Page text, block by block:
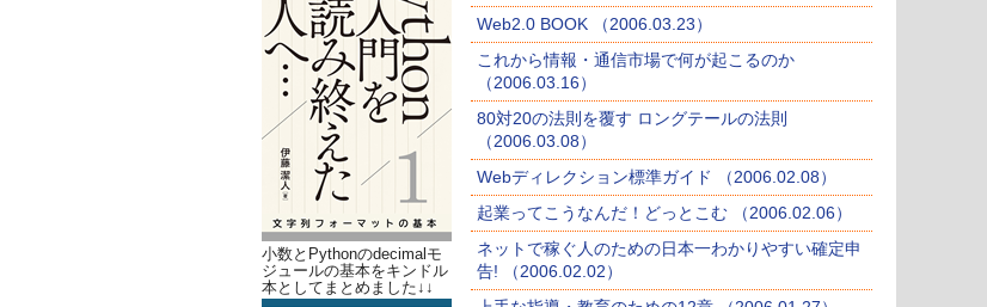
小数とPythonのdecimalモ
ジュールの基本をキンドル
本としてまとめました↓↓
Web2.0 BOOK （2006.03.23）
これから情報・通信市場で何が起こるのか
（2006.03.16）
80対20の法則を覆す ロングテールの法則
（2006.03.08）
Webディレクション標準ガイド （2006.02.08）
起業ってこうなんだ！どっとこむ （2006.02.06）
ネットで稼ぐ人のための日本一わかりやすい確定申
告! （2006.02.02）